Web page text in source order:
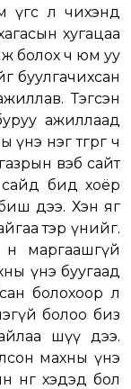
үгс л чихэнд
хугацаа
болох ч юм уу
буулгачихсан
Тэгсэн
ажиллаад
нэг төгрөг ч
вэб сайт
сайд бид хоёр
дээ. Хэн яг
тэр үнийг.
маргаашгүй
үнэ буугаад
болохоор л
болоо биз
шүү дээ.
махны үнэ
хэдэд бол